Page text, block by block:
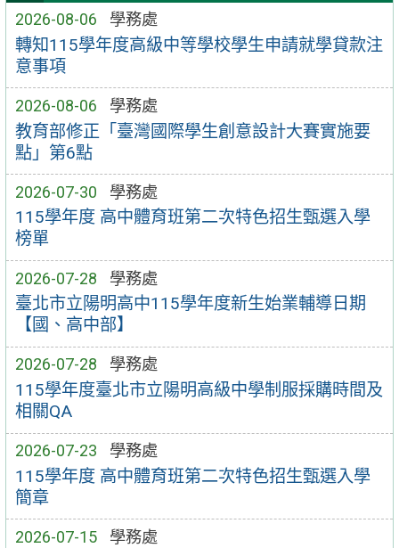
2026-08-06 學務處
轉知115學年度高級中等學校學生申請就學貸款注
意事項
2026-08-06 學務處
教育部修正「臺灣國際學生創意設計大賽實施要
點」第6點
2026-07-30 學務處
115學年度 高中體育班第二次特色招生甄選入學
榜單
2026-07-28 學務處
臺北市立陽明高中115學年度新生始業輔導日期
【國、高中部】
2026-07-28 學務處
115學年度臺北市立陽明高級中學制服採購時間及
相關QA
2026-07-23 學務處
115學年度 高中體育班第二次特色招生甄選入學
簡章
2026-07-15 學務處